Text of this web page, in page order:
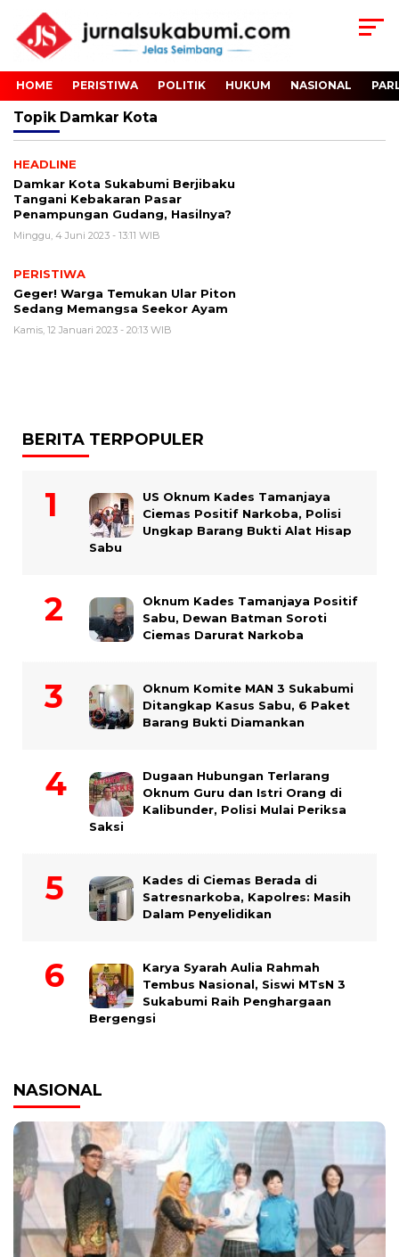
HOME PERISTIWA POLITIK HUKUM NASIONAL
Topik Damkar Kota
HEADLINE
Damkar Kota Sukabumi Berjibaku
Tangani Kebakaran Pasar
Penampungan Gudang, Hasilnya?
Minggu, 4 Juni 2023 - 13:11 WIB
PERISTIWA
Geger! Warga Temukan Ular Piton
Sedang Memangsa Seekor Ayam
Kamis, 12 Januari 2023 - 20:13 WIB
BERITA TERPOPULER
US Oknum Kades Tamanjaya
Ciemas Positif Narkoba, Polisi
Ungkap Barang Bukti Alat Hisap
Sabu
Oknum Kades Tamanjaya Positif
Sabu, Dewan Batman Soroti
Ciemas Darurat Narkoba
Oknum Komite MAN 3 Sukabumi
Ditangkap Kasus Sabu, 6 Paket
Barang Bukti Diamankan
Dugaan Hubungan Terlarang
Oknum Guru dan Istri Orang di
Kalibunder, Polisi Mulai Periksa
Saksi
Kades di Ciemas Berada di
Satresnarkoba, Kapolres: Masih
Dalam Penyelidikan
Karya Syarah Aulia Rahmah
Tembus Nasional, Siswi MTsN 3
Sukabumi Raih Penghargaan
Bergengsi
NASIONAL